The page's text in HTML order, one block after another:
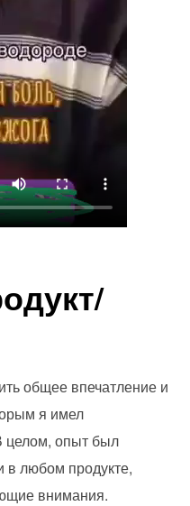
общее впечатление и
я имел
целом, опыт был
в любом продукте,
внимания.